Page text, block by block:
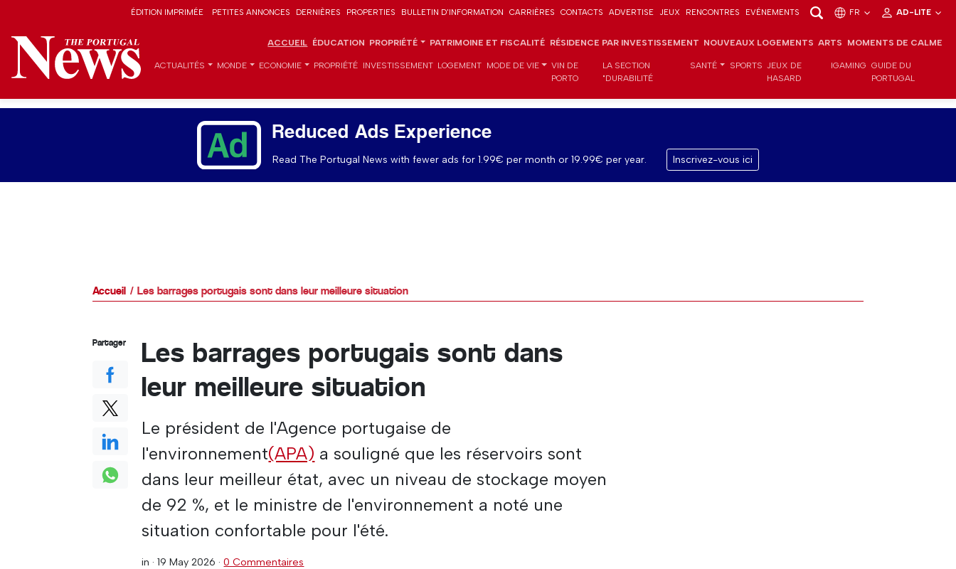
ÉDITION IMPRIMÉE PETITES ANNONCES DERNIÈRES PROPERTIES BULLETIN D'INFORMATION CARRIÈRES CONTACTS ADVERTISE JEUX RENCONTRES EVÉNEMENTS FR AD-LITE
ACCUEIL ÉDUCATION PROPRIÉTÉ PATRIMOINE ET FISCALITÉ RÉSIDENCE PAR INVESTISSEMENT NOUVEAUX LOGEMENTS ARTS MOMENTS DE CALME
ACTUALITÉS MONDE ECONOMIE PROPRIÉTÉ INVESTISSEMENT LOGEMENT MODE DE VIE
VIN DE
PORTO
LA SECTION
"DURABILITÉ
SANTÉ SPORTS JEUX DE
HASARD
IGAMING GUIDE DU
PORTUGAL
Reduced Ads Experience
Read The Portugal News with fewer ads for 1.99€ per month or 19.99€ per year. Inscrivez-vous ici
Accueil Les barrages portugais sont dans leur meilleure situation
Les barrages portugais sont dans
leur meilleure situation
Le président de l'Agence portugaise de
l'environnement(APA) a souligné que les réservoirs sont
dans leur meilleur état, avec un niveau de stockage moyen
de 92 %, et le ministre de l'environnement a noté une
situation confortable pour l'été.
in ·19 May 2026 ·0 Commentaires
Partager